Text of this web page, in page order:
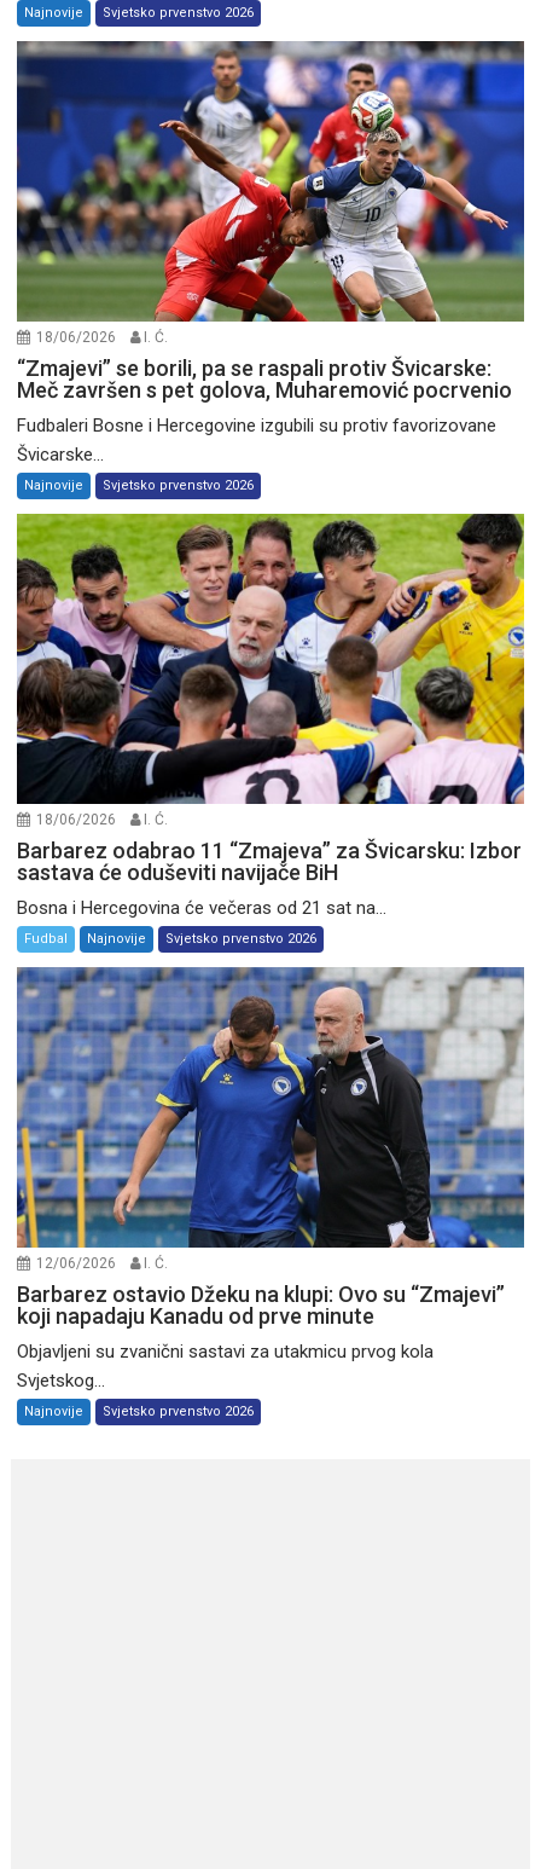
Najnovije Svjetsko prvenstvo 2026
18/06/2026 I. Ć.
“Zmajevi” se borili, pa se raspali protiv Švicarske:
Meč završen s pet golova, Muharemović pocrvenio
Fudbaleri Bosne i Hercegovine izgubili su protiv favorizovane
Švicarske...
Najnovije Svjetsko prvenstvo 2026
18/06/2026 I. Ć.
Barbarez odabrao 11 “Zmajeva” za Švicarsku: Izbor
sastava će oduševiti navijače BiH
Bosna i Hercegovina će večeras od 21 sat na...
Fudbal Najnovije Svjetsko prvenstvo 2026
12/06/2026 I. Ć.
Barbarez ostavio Džeku na klupi: Ovo su “Zmajevi”
koji napadaju Kanadu od prve minute
Objavljeni su zvanični sastavi za utakmicu prvog kola
Svjetskog...
Najnovije Svjetsko prvenstvo 2026